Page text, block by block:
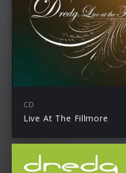
CD
Live At The Fillmore